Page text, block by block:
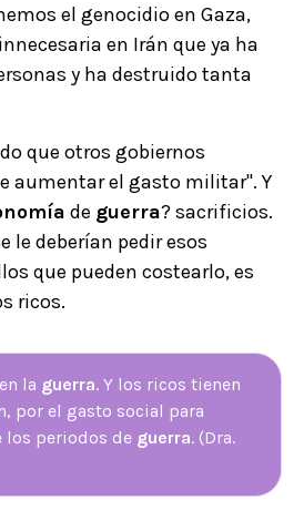
el genocidio en Gaza,
innecesaria en Irán que ya ha
y ha destruido tanta
que otros gobiernos
aumentar el gasto militar". Y
de guerra? sacrificios.
le deberían pedir esos
que pueden costearlo, es
ricos.
la guerra. Y los ricos tienen
por el gasto social para
los periodos de guerra. (Dra.